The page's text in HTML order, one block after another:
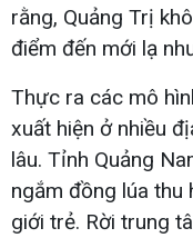
rằng, Quảng Trị
điểm đến mới lạ
Thực ra các mô
xuất hiện ở nhiều
lâu. Tỉnh Quảng
ngắm đồng lúa thu
giới trẻ. Rời trung